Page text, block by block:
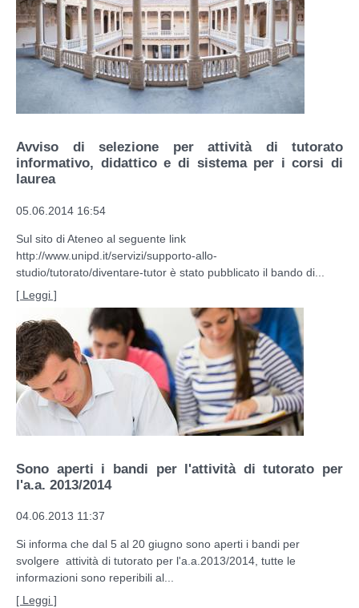
Avviso di selezione per attività di tutorato
informativo, didattico e di sistema per i corsi di
laurea
05.06.2014 16:54
Sul sito di Ateneo al seguente link
http://www.unipd.it/servizi/supporto-allo-
studio/tutorato/diventare-tutor è stato pubblicato il bando di...
[ Leggi ]
Sono aperti i bandi per l'attività di tutorato per
l'a.a. 2013/2014
04.06.2013 11:37
Si informa che dal 5 al 20 giugno sono aperti i bandi per
svolgere attività di tutorato per l'a.a.2013/2014, tutte le
informazioni sono reperibili al...
[ Leggi ]